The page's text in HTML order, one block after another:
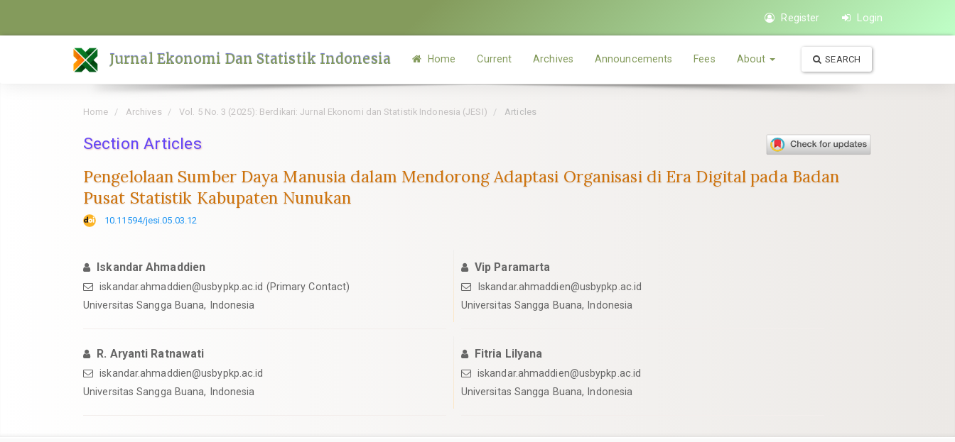
Register Login
Jurnal Ekonomi Dan Statistik Indonesia Home Current Archives Announcements Fees About SEARCH
Home Archives Vol. 5 No. 3 (2025): Berdikari: Jurnal Ekonomi dan Statistik Indonesia (JESI) Articles
Section Articles
Pengelolaan Sumber Daya Manusia dalam Mendorong Adaptasi Organisasi di Era Digital pada Badan
Pusat Statistik Kabupaten Nunukan
10.11594/jesi.05.03.12
Iskandar Ahmaddien
iskandar.ahmaddien@usbypkp.ac.id (Primary Contact)
Universitas Sangga Buana, Indonesia
Vip Paramarta
Iskandar.ahmaddien@usbypkp.ac.id
Universitas Sangga Buana, Indonesia
R. Aryanti Ratnawati
iskandar.ahmaddien@usbypkp.ac.id
Universitas Sangga Buana, Indonesia
Fitria Lilyana
iskandar.ahmaddien@usbypkp.ac.id
Universitas Sangga Buana, Indonesia